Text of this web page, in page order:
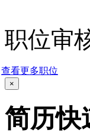
职位审
查看更多职位
×
简历快